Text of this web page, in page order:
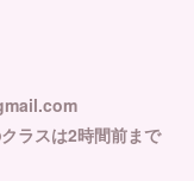
ラスは2時間前まで